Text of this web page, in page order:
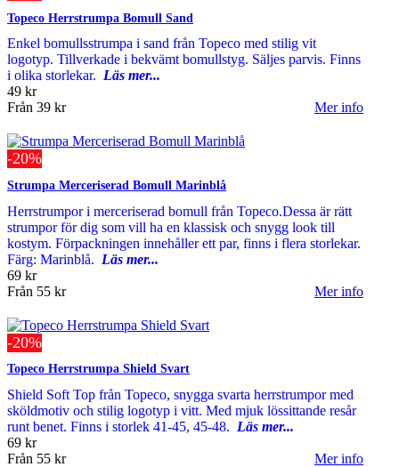
Topeco Herrstrumpa Bomull Sand
Enkel bomullsstrumpa i sand från Topeco med stilig vit
logotyp. Tillverkade i bekvämt bomullstyg. Säljes parvis. Finns
i olika storlekar. Läs mer...
49 kr
Från 39 kr Mer info
-20%
Strumpa Merceriserad Bomull Marinblå
Herrstrumpor i merceriserad bomull från Topeco.Dessa är rätt
strumpor för dig som vill ha en klassisk och snygg look till
kostym. Förpackningen innehåller ett par, finns i flera storlekar.
Färg: Marinblå. Läs mer...
69 kr
Från 55 kr Mer info
-20%
Topeco Herrstrumpa Shield Svart
Shield Soft Top från Topeco, snygga svarta herrstrumpor med
sköldmotiv och stilig logotyp i vitt. Med mjuk lössittande resår
runt benet. Finns i storlek 41-45, 45-48. Läs mer...
69 kr
Från 55 kr Mer info